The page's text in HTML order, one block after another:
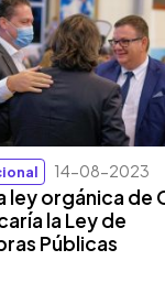
14-08-2023
ley orgánica de
la Ley de
Públicas